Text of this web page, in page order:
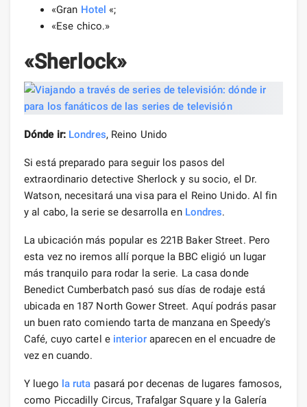
«Gran Hotel «;
«Ese chico.»
«Sherlock»
Dónde ir: Londres, Reino Unido
Si está preparado para seguir los pasos del
extraordinario detective Sherlock y su socio, el Dr.
Watson, necesitará una visa para el Reino Unido. Al fin
y al cabo, la serie se desarrolla en Londres.
La ubicación más popular es 221B Baker Street. Pero
esta vez no iremos allí porque la BBC eligió un lugar
más tranquilo para rodar la serie. La casa donde
Benedict Cumberbatch pasó sus días de rodaje está
ubicada en 187 North Gower Street. Aquí podrás pasar
un buen rato comiendo tarta de manzana en Speedy's
Café, cuyo cartel e interioraparecen en el encuadre de
vez en cuando.
Y luego la ruta pasará por decenas de lugares famosos,
como Piccadilly Circus, Trafalgar Square y la Galería